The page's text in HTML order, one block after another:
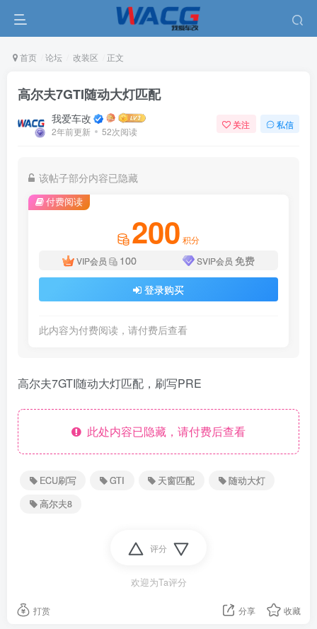
首页 论坛 改装区 正文
高尔夫7GTI随动大灯匹配
我爱车改
2年前更新 52次阅读
关注 私信
该帖子部分内容已隐藏
付费阅读
200 积分
VIP会员
100 SVIP会员 免费
登录购买
此内容为付费阅读，请付费后查看
高尔夫7GTI随动大灯匹配，刷写PRE
此处内容已隐藏，请付费后查看
ECU刷写 GTI 天窗匹配
随动大灯
高尔夫8
评分
欢迎为Ta评分
打赏 分享 收藏